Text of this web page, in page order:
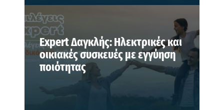
Expert Δαγκλής: Ηλεκτρικές και
οικιακές συσκευές με εγγύηση
ποιότητας